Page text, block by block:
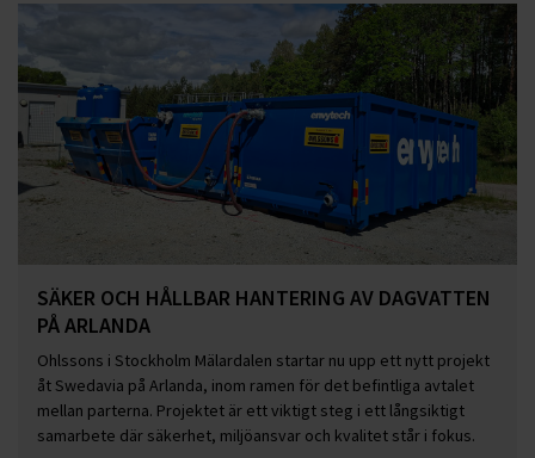
SÄKER OCH HÅLLBAR HANTERING AV DAGVATTEN
PÅ ARLANDA
Ohlssons i Stockholm Mälardalen startar nu upp ett nytt projekt
åt Swedavia på Arlanda, inom ramen för det befintliga avtalet
mellan parterna. Projektet är ett viktigt steg i ett långsiktigt
samarbete där säkerhet, miljöansvar och kvalitet står i fokus.